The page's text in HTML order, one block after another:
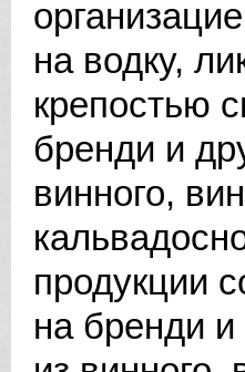
на водку,
крепостью
бренди и
винного,
продукции
на бренди